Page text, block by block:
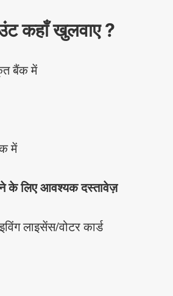
कहाँ खुलवाए ?
बैंक में
में
के लिए आवश्यक दस्तावेज़
लाइसेंस/वोटर कार्ड